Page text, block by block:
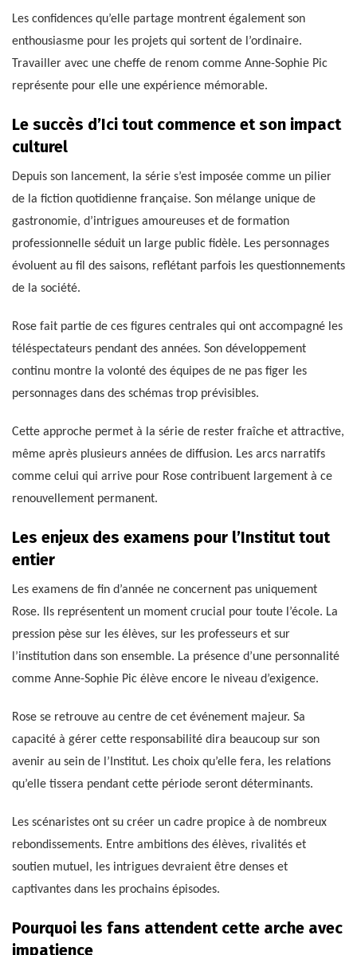
Les confidences qu’elle partage montrent également son
enthousiasme pour les projets qui sortent de l’ordinaire.
Travailler avec une cheffe de renom comme Anne-Sophie Pic
représente pour elle une expérience mémorable.
Le succès d’Ici tout commence et son impact
culturel
Depuis son lancement, la série s’est imposée comme un pilier
de la fiction quotidienne française. Son mélange unique de
gastronomie, d’intrigues amoureuses et de formation
professionnelle séduit un large public fidèle. Les personnages
évoluent au fil des saisons, reflétant parfois les questionnements
de la société.
Rose fait partie de ces figures centrales qui ont accompagné les
téléspectateurs pendant des années. Son développement
continu montre la volonté des équipes de ne pas figer les
personnages dans des schémas trop prévisibles.
Cette approche permet à la série de rester fraîche et attractive,
même après plusieurs années de diffusion. Les arcs narratifs
comme celui qui arrive pour Rose contribuent largement à ce
renouvellement permanent.
Les enjeux des examens pour l’Institut tout
entier
Les examens de fin d’année ne concernent pas uniquement
Rose. Ils représentent un moment crucial pour toute l’école. La
pression pèse sur les élèves, sur les professeurs et sur
l’institution dans son ensemble. La présence d’une personnalité
comme Anne-Sophie Pic élève encore le niveau d’exigence.
Rose se retrouve au centre de cet événement majeur. Sa
capacité à gérer cette responsabilité dira beaucoup sur son
avenir au sein de l’Institut. Les choix qu’elle fera, les relations
qu’elle tissera pendant cette période seront déterminants.
Les scénaristes ont su créer un cadre propice à de nombreux
rebondissements. Entre ambitions des élèves, rivalités et
soutien mutuel, les intrigues devraient être denses et
captivantes dans les prochains épisodes.
Pourquoi les fans attendent cette arche avec
impatience